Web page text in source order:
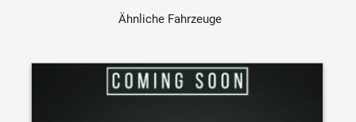
Ähnliche Fahrzeuge